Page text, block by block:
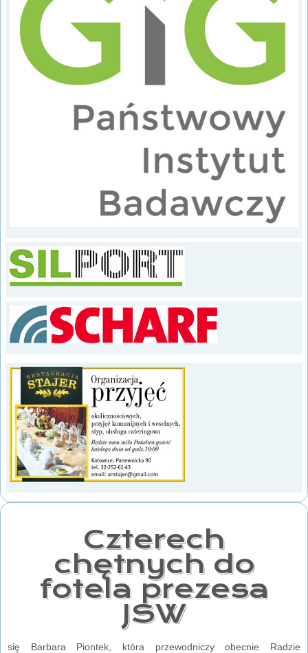
Czterech
chętnych do
fotela prezesa
JSW
się Barbara Piontek, która przewodniczy obecnie Radzie